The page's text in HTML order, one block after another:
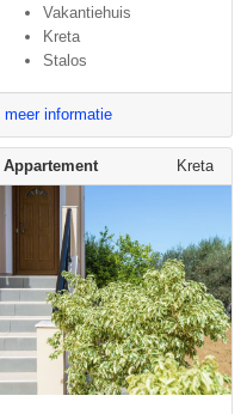
Vakantiehuis
Kreta
Stalos
meer informatie
Appartement Kreta